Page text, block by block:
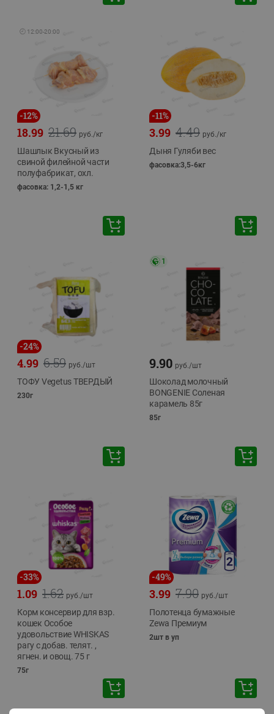
🕘 12:00-20:00
-12%
21.69
18.99 руб./кг
Шашлык Вкусный из
свиной филейной части
полуфабрикат, охл.
фасовка: 1,2-1,5 кг
-11%
4.49
3.99 руб./кг
Дыня Гуляби вес
фасовка:3,5-6кг
-24%
6.59
4.99 руб./шт
ТОФУ Vegetus ТВЕРДЫЙ
230г
1
9.90 руб./шт
Шоколад молочный
BONGENIE Соленая
карамель 85г
85г
-33%
1.62
1.09 руб./шт
Корм консервир для взр.
кошек Особое
удовольствие WHISKAS
рагу с добав. телят. ,
ягнен. и овощ. 75 г
75г
-49%
7.90
3.99 руб./шт
Полотенца бумажные
Zewa Премиум
2шт в уп